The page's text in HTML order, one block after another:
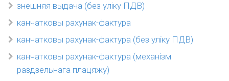
знешняя выдача (без уліку ПДВ)
канчатковы рахунак-фактура
канчатковы рахунак-фактура (без уліку ПДВ)
канчатковы рахунак-фактура (механізм
раздзельнага плацяжу)